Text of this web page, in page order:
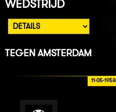
WEDSTRIJD
TEGEN AMSTERDAM
11-05-1958